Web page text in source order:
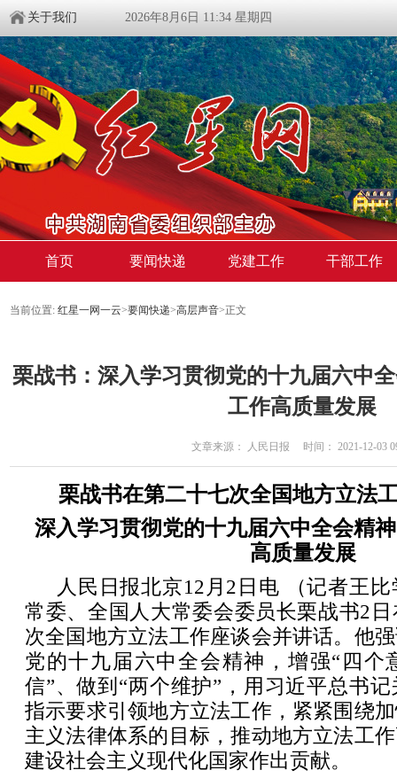
关于我们 2026年8月6日 11:34 星期四
首页 要闻快递 党建工作 干部工作
当前位置: 红星一网一云>要闻快递>高层声音>正文
栗战书：深入学习贯彻党的十九届六中
工作高质量发展
文章来源： 人民日报 时间： 2021-12-03
栗战书在第二十七次全国地方立法
深入学习贯彻党的十九届六中全会精
高质量发展
人民日报北京12月2日电 （记者王
常委、全国人大常委会委员长栗战书2
次全国地方立法工作座谈会并讲话。他
党的十九届六中全会精神，增强“四个
信”、做到“两个维护”，用习近平总书
指示要求引领地方立法工作，紧紧围绕
主义法律体系的目标，推动地方立法工
建设社会主义现代化国家作出贡献。